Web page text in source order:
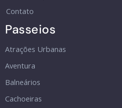
Contato
Passeios
Atrações Urbanas
Aventura
Balneários
Cachoeiras